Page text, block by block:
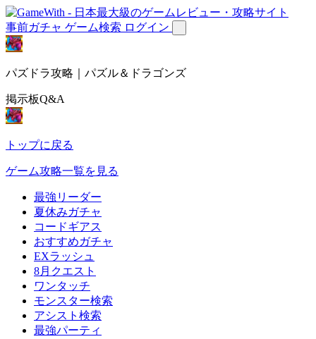
事前ガチャ ゲーム検索 ログイン
パズドラ攻略｜パズル＆ドラゴンズ
掲示板Q&A
トップに戻る
ゲーム攻略一覧を見る
最強リーダー
夏休みガチャ
コードギアス
おすすめガチャ
EXラッシュ
8月クエスト
ワンタッチ
モンスター検索
アシスト検索
最強パーティ